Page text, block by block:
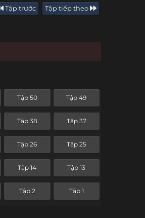
Tập trước Tập tiếp theo
Tập 50 Tập 49
Tập 38 Tập 37
Tập 26 Tập 25
Tập 14 Tập 13
Tập 2 Tập 1